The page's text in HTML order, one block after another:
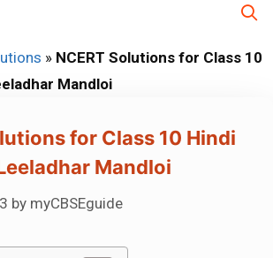
» NCERT Solutions for Class 10
Mandloi
for Class 10 Hindi
Mandloi
by myCBSEguide